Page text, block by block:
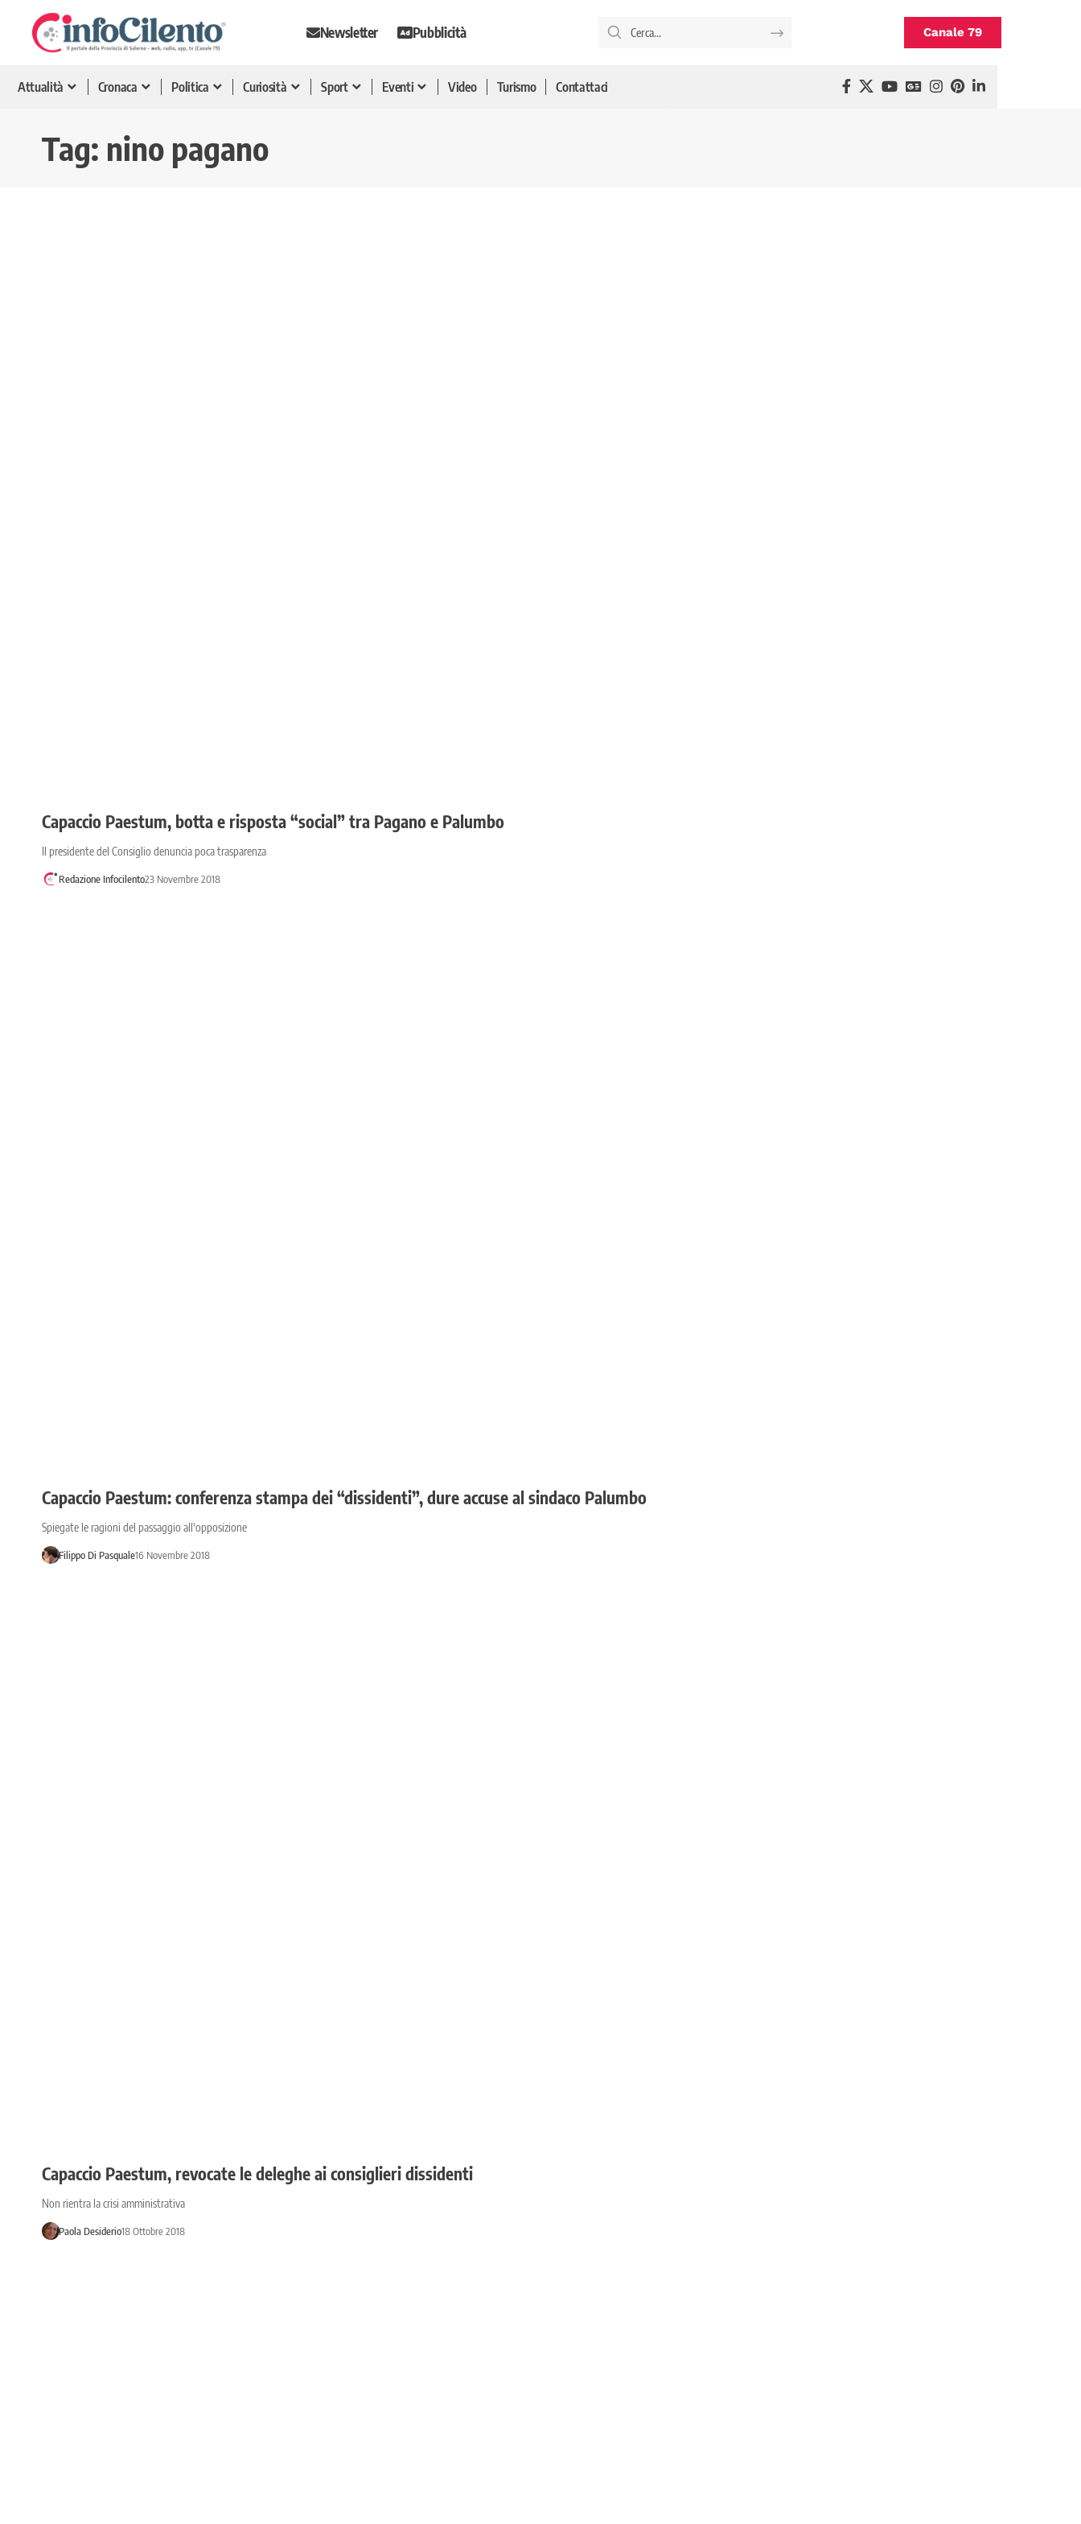
Newsletter Pubblicità Canale 79
Attualità Cronaca Politica Curiosità Sport Eventi Video Turismo Contattaci
Tag: nino pagano
Capaccio Paestum, botta e risposta “social” tra Pagano e Palumbo
Il presidente del Consiglio denuncia poca trasparenza
Redazione Infocilento23 Novembre 2018
Capaccio Paestum: conferenza stampa dei “dissidenti”, dure accuse al sindaco Palumbo
Spiegate le ragioni del passaggio all'opposizione
Filippo Di Pasquale16 Novembre 2018
Capaccio Paestum, revocate le deleghe ai consiglieri dissidenti
Non rientra la crisi amministrativa
Paola Desiderio18 Ottobre 2018